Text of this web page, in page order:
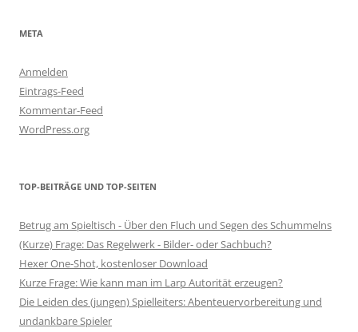
META
Anmelden
Eintrags-Feed
Kommentar-Feed
WordPress.org
TOP-BEITRÄGE UND TOP-SEITEN
Betrug am Spieltisch - Über den Fluch und Segen des Schummelns
(Kurze) Frage: Das Regelwerk - Bilder- oder Sachbuch?
Hexer One-Shot, kostenloser Download
Kurze Frage: Wie kann man im Larp Autorität erzeugen?
Die Leiden des (jungen) Spielleiters: Abenteuervorbereitung und
undankbare Spieler